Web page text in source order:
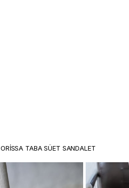
ORİSSA TABA SÜET SANDALET